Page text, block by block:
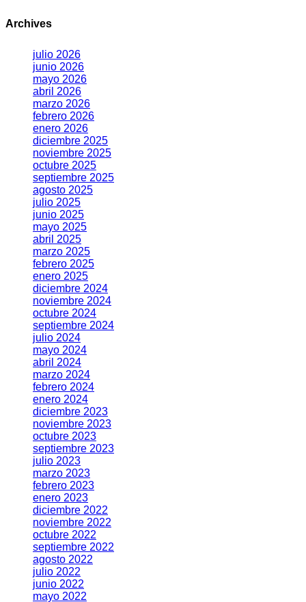
Archives
julio 2026
junio 2026
mayo 2026
abril 2026
marzo 2026
febrero 2026
enero 2026
diciembre 2025
noviembre 2025
octubre 2025
septiembre 2025
agosto 2025
julio 2025
junio 2025
mayo 2025
abril 2025
marzo 2025
febrero 2025
enero 2025
diciembre 2024
noviembre 2024
octubre 2024
septiembre 2024
julio 2024
mayo 2024
abril 2024
marzo 2024
febrero 2024
enero 2024
diciembre 2023
noviembre 2023
octubre 2023
septiembre 2023
julio 2023
marzo 2023
febrero 2023
enero 2023
diciembre 2022
noviembre 2022
octubre 2022
septiembre 2022
agosto 2022
julio 2022
junio 2022
mayo 2022